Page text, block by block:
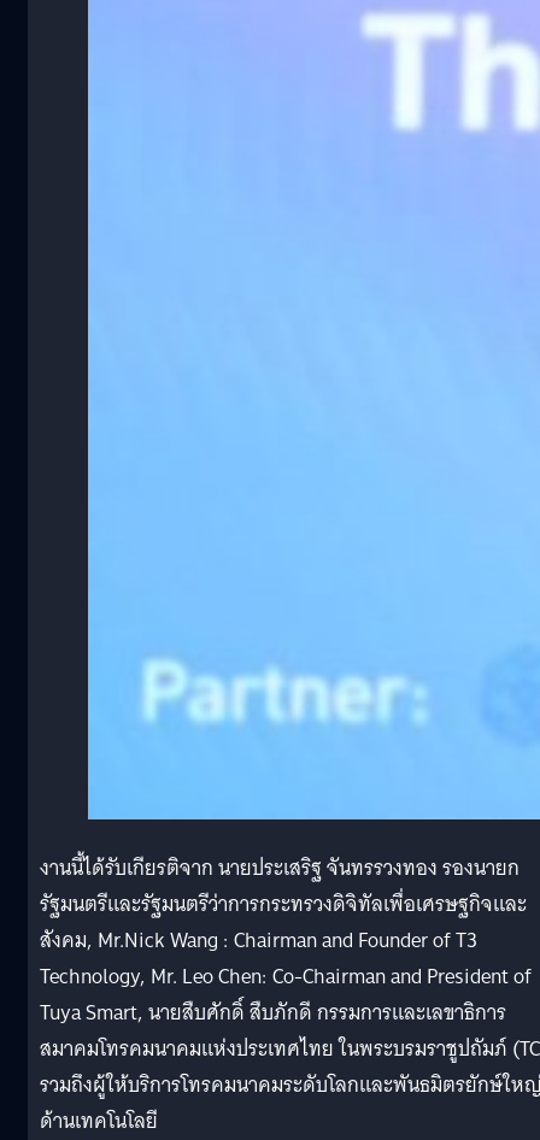
งานนี้ได้รับเกียรติจาก นายประเสริฐ จันทรรวงทอง รองนายก
รัฐมนตรีและรัฐมนตรีว่าการกระทรวงดิจิทัลเพื่อเศรษฐกิจและ
สังคม, Mr.Nick Wang : Chairman and Founder of T3
Technology, Mr. Leo Chen: Co-Chairman and President of
Tuya Smart, นายสืบศักดิ์ สืบภักดี กรรมการและเลขาธิการ
สมาคมโทรคมนาคมแห่งประเทศไทย ในพระบรมราชูปถัมภ์
รวมถึงผู้ให้บริการโทรคมนาคมระดับโลกและพันธมิตรยักษ์ให
ด้านเทคโนโลยี